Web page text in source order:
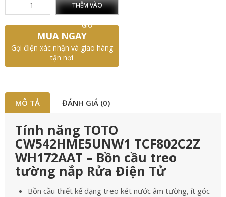
THÊM VÀO
GIỎ
MUA NGAY
Gọi điện xác nhận và giao hàng
tận nơi
MÔ TẢ ĐÁNH GIÁ (0)
Tính năng TOTO
CW542HME5UNW1 TCF802C2Z
WH172AAT – Bồn cầu treo
tường nắp Rửa Điện Tử
Bồn cầu thiết kế dạng treo két nước âm tường, ít góc